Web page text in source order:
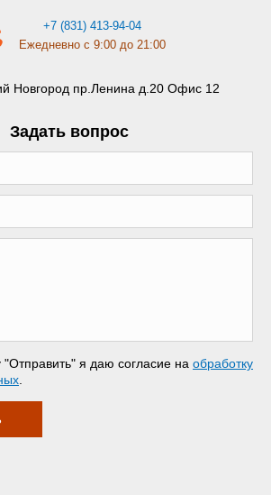
+7 (831) 413-94-04
Ежедневно с 9:00 до 21:00
Новгород пр.Ленина д.20 Офис 12
Задать вопрос
я даю согласие на обработку